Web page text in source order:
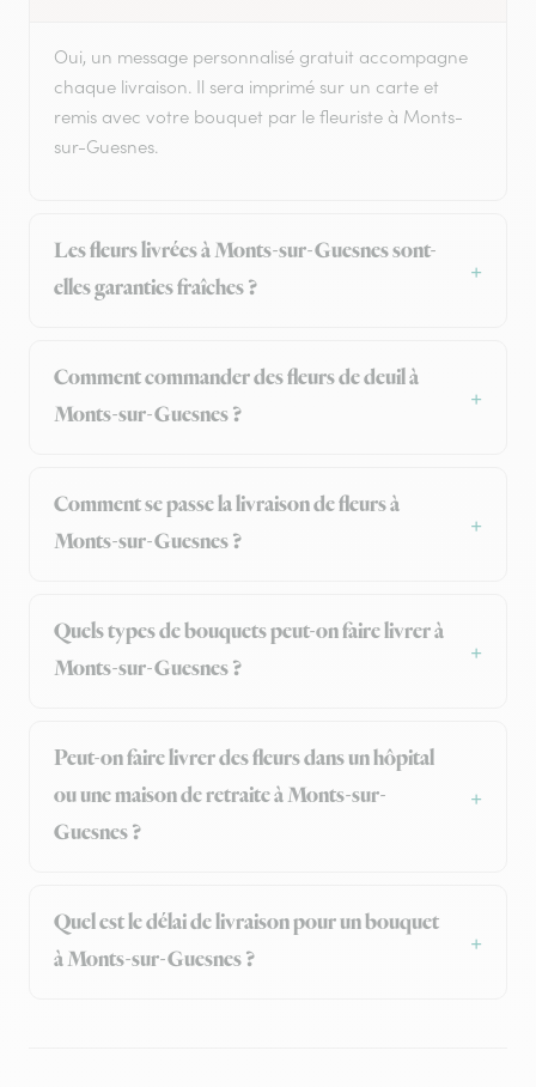
Oui, un message personnalisé gratuit accompagne
chaque livraison. Il sera imprimé sur un carte et
remis avec votre bouquet par le fleuriste à Monts-
sur-Guesnes.
Les fleurs livrées à Monts-sur-Guesnes sont-
elles garanties fraîches ?
Comment commander des fleurs de deuil à
Monts-sur-Guesnes ?
Comment se passe la livraison de fleurs à
Monts-sur-Guesnes ?
Quels types de bouquets peut-on faire livrer à
Monts-sur-Guesnes ?
Peut-on faire livrer des fleurs dans un hôpital
ou une maison de retraite à Monts-sur-
Guesnes ?
Quel est le délai de livraison pour un bouquet
à Monts-sur-Guesnes ?